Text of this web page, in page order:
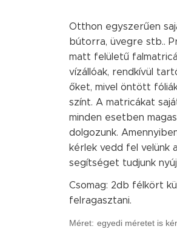
Otthon egyszerűen
bútorra, üvegre stb..
matt felületű
vízállóak, rendkívül
őket, mivel öntött
színt. A matricákat
minden esetben
dolgozunk.
kérlek vedd fel velünk
segítséget tudjunk
Csomag: 2db félkört
felragasztani.
Méret: egyedi méretet is